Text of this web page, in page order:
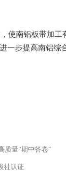
使南铝板带加工
步提高南铝综
质量“期中答卷”
社认证